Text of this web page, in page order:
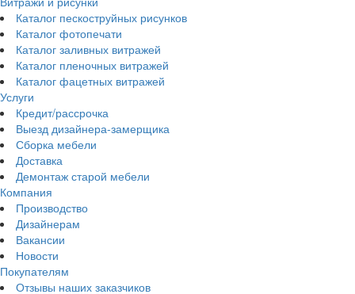
Каталог пескоструйных рисунков
Каталог фотопечати
Каталог заливных витражей
Каталог пленочных витражей
Каталог фацетных витражей
Услуги
Кредит/рассрочка
Выезд дизайнера-замерщика
Сборка мебели
Доставка
Демонтаж старой мебели
Компания
Производство
Дизайнерам
Вакансии
Новости
Покупателям
Отзывы наших заказчиков